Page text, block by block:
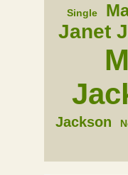
Single
Janet
Jackson